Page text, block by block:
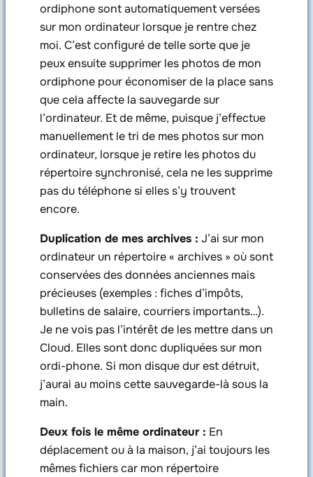
ordiphone sont automatiquement versées
sur mon ordinateur lorsque je rentre chez
moi. C’est configuré de telle sorte que je
peux ensuite supprimer les photos de mon
ordiphone pour économiser de la place sans
que cela affecte la sauvegarde sur
l’ordinateur. Et de même, puisque j’effectue
manuellement le tri de mes photos sur mon
ordinateur, lorsque je retire les photos du
répertoire synchronisé, cela ne les supprime
pas du téléphone si elles s’y trouvent
encore.
Duplication de mes archives : J’ai sur mon
ordinateur un répertoire « archives » où sont
conservées des données anciennes mais
précieuses (exemples : fiches d’impôts,
bulletins de salaire, courriers importants…).
Je ne vois pas l’intérêt de les mettre dans un
Cloud. Elles sont donc dupliquées sur mon
ordi-phone. Si mon disque dur est détruit,
j’aurai au moins cette sauvegarde-là sous la
main.
Deux fois le même ordinateur : En
déplacement ou à la maison, j’ai toujours les
mêmes fichiers car mon répertoire